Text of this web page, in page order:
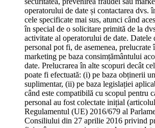
operatorului de date și contactarea dvs.
cele specificate mai sus, atunci când
în special de o solicitare primită de la
activitate al operatorului de date. Datele
personal pot fi, de asemenea, prelucrate
marketing pe baza consimțământului
date. Prelucrarea în alte scopuri decât
poate fi efectuată: (i) pe baza obținerii
suplimentar, (ii) pe baza legislației
când este compatibilă cu scopul pentru
personal au fost colectate inițial
Regulamentul (UE) 2016/679 al
Consiliului din 27 aprilie 2016 privind